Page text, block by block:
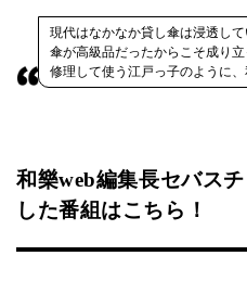
現代はなかなか貸し傘は浸透して
傘が高級品だったからこそ成り
修理して使う江戸っ子のように
和樂web編集長セバス
した番組はこちら！